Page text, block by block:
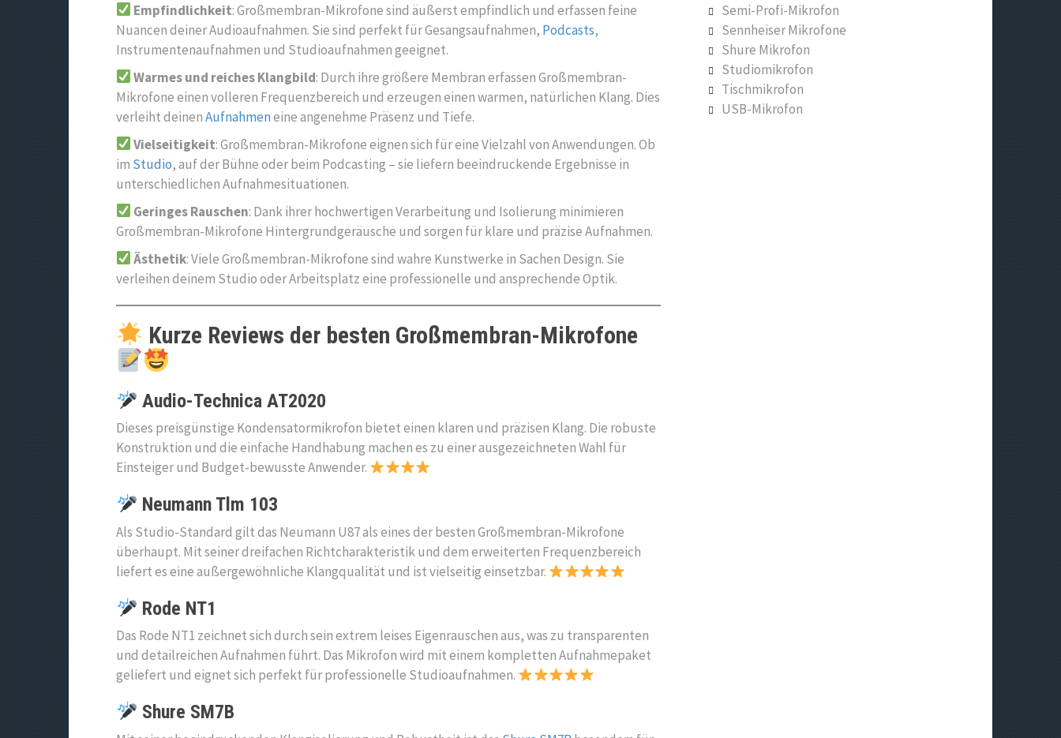
Empfindlichkeit: Großmembran-Mikrofone sind äußerst empfindlich und erfassen feine
Nuancen deiner Audioaufnahmen. Sie sind perfekt für Gesangsaufnahmen, Podcasts,
Instrumentenaufnahmen und Studioaufnahmen geeignet.
Warmes und reiches Klangbild: Durch ihre größere Membran erfassen Großmembran-
Mikrofone einen volleren Frequenzbereich und erzeugen einen warmen, natürlichen Klang. Dies
verleiht deinenAufnahmeneine angenehme Präsenz und Tiefe.
Vielseitigkeit: Großmembran-Mikrofone eignen sich für eine Vielzahl von Anwendungen. Ob
im Studio, auf der Bühne oder beim Podcasting – sie liefern beeindruckende Ergebnisse in
unterschiedlichen Aufnahmesituationen.
Geringes Rauschen: Dank ihrer hochwertigen Verarbeitung und Isolierung minimieren
Großmembran-Mikrofone Hintergrundgeräusche und sorgen für klare und präzise Aufnahmen.
Ästhetik: Viele Großmembran-Mikrofone sind wahre Kunstwerke in Sachen Design. Sie
verleihen deinem Studio oder Arbeitsplatz eine professionelle und ansprechende Optik.
Kurze Reviews der besten Großmembran-Mikrofone
Audio-Technica AT2020
Dieses preisgünstige Kondensatormikrofon bietet einen klaren und präzisen Klang. Die robuste
Konstruktion und die einfache Handhabung machen es zu einer ausgezeichneten Wahl für
Einsteiger und Budget-bewusste Anwender.
Neumann Tlm 103
Als Studio-Standard gilt das Neumann U87 als eines der besten Großmembran-Mikrofone
überhaupt. Mit seiner dreifachen Richtcharakteristik und dem erweiterten Frequenzbereich
liefert es eine außergewöhnliche Klangqualität und ist vielseitig einsetzbar.
Rode NT1
Das Rode NT1 zeichnet sich durch sein extrem leises Eigenrauschen aus, was zu transparenten
und detailreichen Aufnahmen führt. Das Mikrofon wird mit einem kompletten Aufnahmepaket
geliefert und eignet sich perfekt für professionelle Studioaufnahmen.
Shure SM7B
Semi-Profi-Mikrofon
Sennheiser Mikrofone
Shure Mikrofon
Studiomikrofon
Tischmikrofon
USB-Mikrofon